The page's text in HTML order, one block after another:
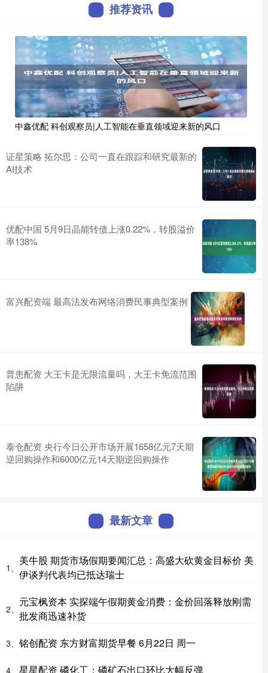
推荐资讯
中鑫优配 科创观察员|人工智能在垂直领域迎来新的风口
证星策略 拓尔思：公司一直在跟踪和研究最新的
AI技术
优配中国 5月9日晶能转债上涨0.22%，转股溢价
率138%
富兴配资端 最高法发布网络消费民事典型案例
普患配资 大王卡是无限流量吗，大王卡免流范围
陷阱
泰仓配资 央行今日公开市场开展1658亿元7天期
逆回购操作和6000亿元14天期逆回购操作
最新文章
1、
美牛股 期货市场假期要闻汇总：高盛大砍黄金目标价 美
伊谈判代表均已抵达瑞士
2、
元宝枫资本 实探端午假期黄金消费：金价回落释放刚需
批发商迅速补货
3、 铭创配资 东方财富期货早餐 6月22日 周一
4、 星星配资 磷化工：磷矿石出口环比大幅反弹